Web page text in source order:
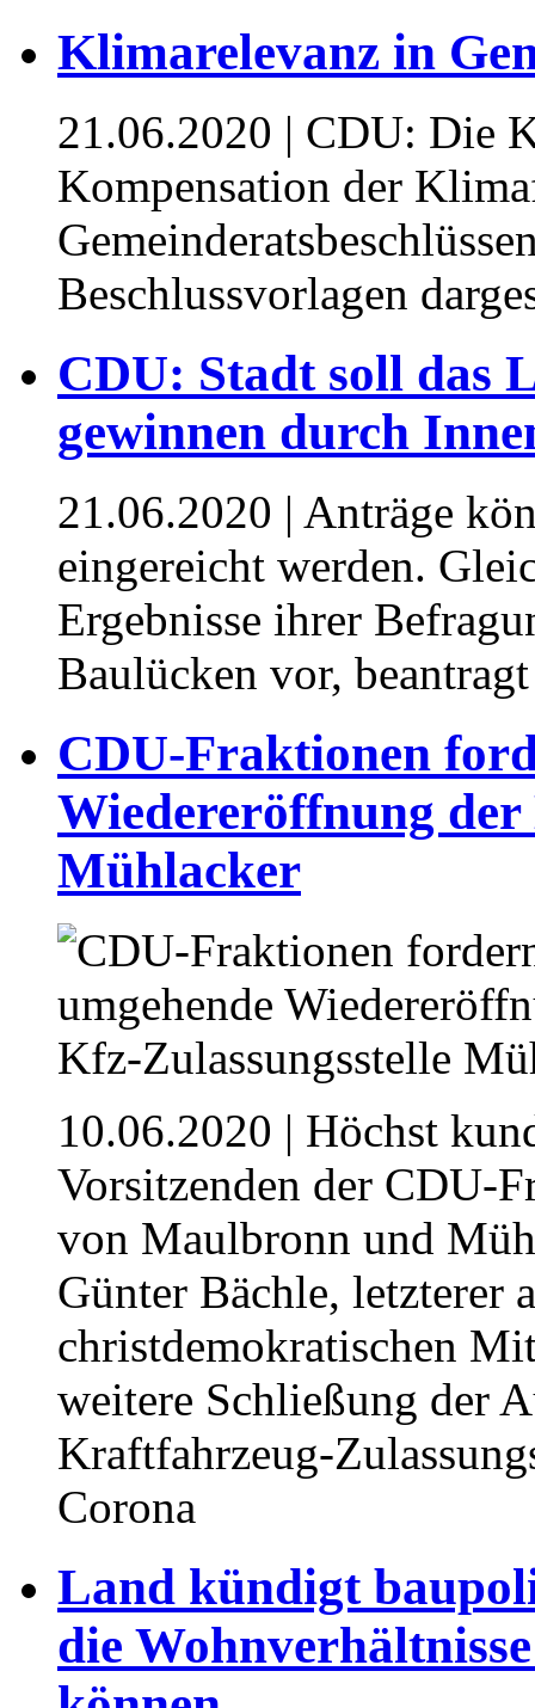
Klimarelevanz in
21.06.2020 | CDU: Die
Kompensation der
Beschlussvorlagen
CDU: Stadt soll das
gewinnen durch
21.06.2020 | Anträge
eingereicht werden.
Ergebnisse ihrer
Baulücken vor,
CDU-Fraktionen
Wiedereröffnung der
Mühlacker
10.06.2020 | Höchst
Vorsitzenden der CDU-
von Maulbronn und
Günter Bächle, letzterer
christdemokratischen
weitere Schließung der
Kraftfahrzeug-
Corona
Land kündigt
die